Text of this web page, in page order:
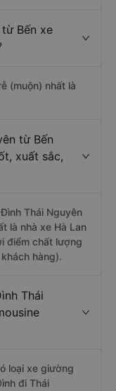
Bến xe
(muộn) nhất là
từ Bến
xuất sắc,
Thái Nguyên
là nhà xe Hà Lan
điểm chất lượng
hàng).
Thái
loại xe giường
đi Thái